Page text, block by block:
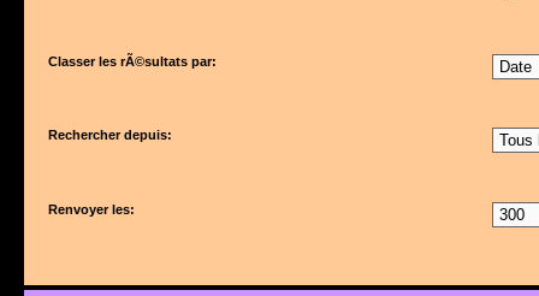
Classer les rÃ©sultats par:
Rechercher depuis:
Renvoyer les: